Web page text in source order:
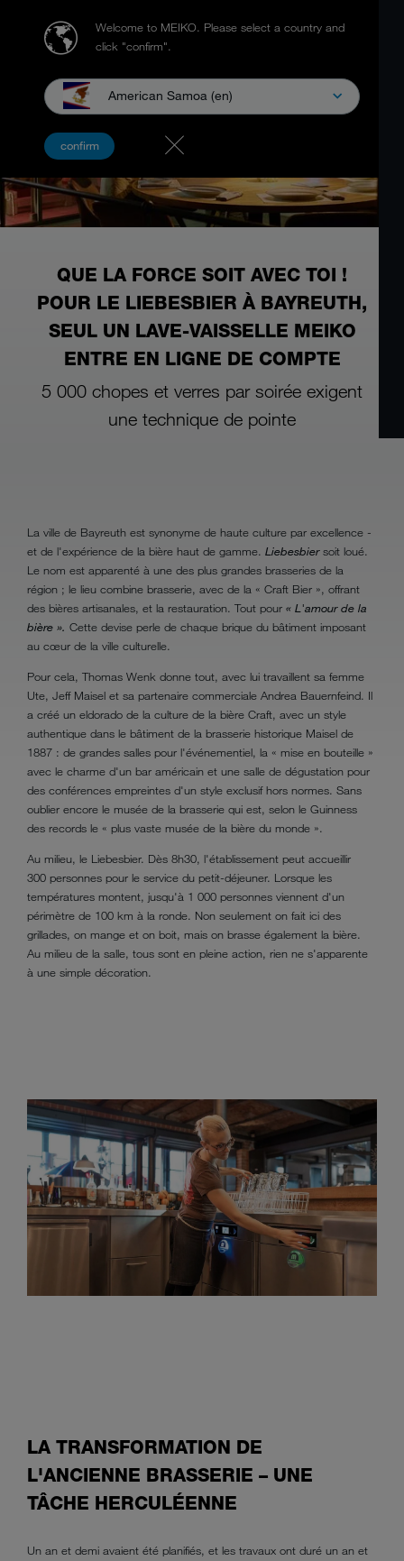
Welcome to MEIKO. Please select a country and
click "confirm".
American Samoa (en)
confirm
QUE LA FORCE SOIT AVEC TOI !
POUR LE LIEBESBIER À BAYREUTH,
SEUL UN LAVE-VAISSELLE MEIKO
ENTRE EN LIGNE DE COMPTE
5 000 chopes et verres par soirée exigent
une technique de pointe
La ville de Bayreuth est synonyme de haute culture par excellence -
et de l'expérience de la bière haut de gamme. Liebesbiersoit loué.
Le nom est apparenté à une des plus grandes brasseries de la
région ; le lieu combine brasserie, avec de la « Craft Bier », offrant
des bières artisanales, et la restauration. Tout pour « L'amour de la
bière ». Cette devise perle de chaque brique du bâtiment imposant
au cœur de la ville culturelle.
Pour cela, Thomas Wenk donne tout, avec lui travaillent sa femme
Ute, Jeff Maisel et sa partenaire commerciale Andrea Bauernfeind. Il
a créé un eldorado de la culture de la bière Craft, avec un style
authentique dans le bâtiment de la brasserie historique Maisel de
1887 : de grandes salles pour l'événementiel, la « mise en bouteille »
avec le charme d'un bar américain et une salle de dégustation pour
des conférences empreintes d'un style exclusif hors normes. Sans
oublier encore le musée de la brasserie qui est, selon le Guinness
des records le « plus vaste musée de la bière du monde ».
Au milieu, le Liebesbier. Dès 8h30, l'établissement peut accueillir
300 personnes pour le service du petit-déjeuner. Lorsque les
températures montent, jusqu'à 1 000 personnes viennent d'un
périmètre de 100 km à la ronde. Non seulement on fait ici des
grillades, on mange et on boit, mais on brasse également la bière.
Au milieu de la salle, tous sont en pleine action, rien ne s'apparente
à une simple décoration.
LA TRANSFORMATION DE
L'ANCIENNE BRASSERIE – UNE
TÂCHE HERCULÉENNE
Un an et demi avaient été planifiés, et les travaux ont duré un an et